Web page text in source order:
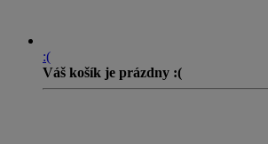
:(
Váš košík je prázdny :(